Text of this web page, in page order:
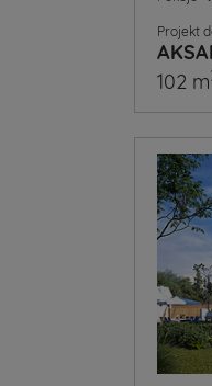
Projekt
102 m